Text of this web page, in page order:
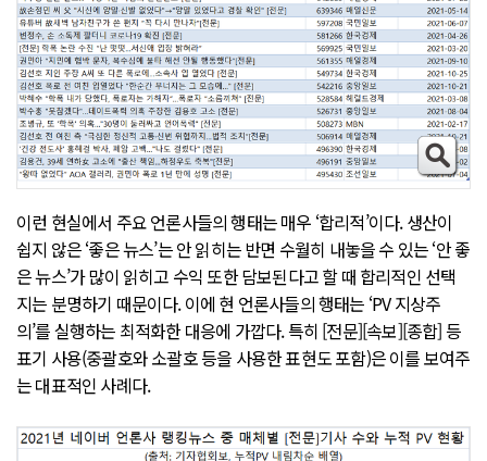
이런 현실에서 주요 언론사들의 행태는 매우 ‘합리적’이다. 생산이
쉽지 않은 ‘좋은 뉴스’는 안 읽히는 반면 수월히 내놓을 수 있는 ‘안 좋
은 뉴스’가 많이 읽히고 수익 또한 담보된다고 할 때 합리적인 선택
지는 분명하기 때문이다. 이에 현 언론사들의 행태는 ‘PV 지상주
의’를 실행하는 최적화한 대응에 가깝다. 특히 [전문][속보][종합] 등
표기 사용(중괄호와 소괄호 등을 사용한 표현도 포함)은 이를 보여주
는 대표적인 사례다.